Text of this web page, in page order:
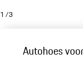
1 /3
Autohoes